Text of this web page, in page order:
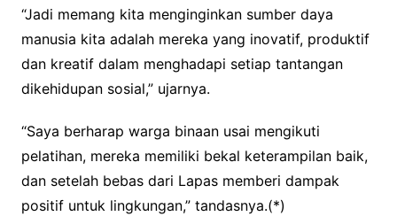
“Jadi memang kita menginginkan sumber daya
manusia kita adalah mereka yang inovatif, produktif
dan kreatif dalam menghadapi setiap tantangan
dikehidupan sosial,” ujarnya.
“Saya berharap warga binaan usai mengikuti
pelatihan, mereka memiliki bekal keterampilan baik,
dan setelah bebas dari Lapas memberi dampak
positif untuk lingkungan,” tandasnya.(*)